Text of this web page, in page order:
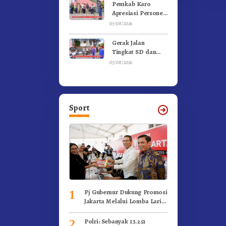
Foto Dan
Videokan!
Pemkab Karo
Apresiasi Personel
Satpol PP, Linmas,
Kebakaran
07/08/2026
Gerak Jalan
Tingkat SD dan
SMP Untuk
Sekda Karo
07/08/2026
Sport
1
Pj Gubernur Dukung Promosi
Jakarta Melalui Lomba Lari
Polri: Sebanyak 13.251